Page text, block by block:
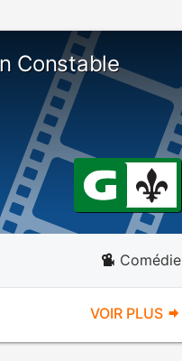
Constable
Comédie
VOIR PLUS